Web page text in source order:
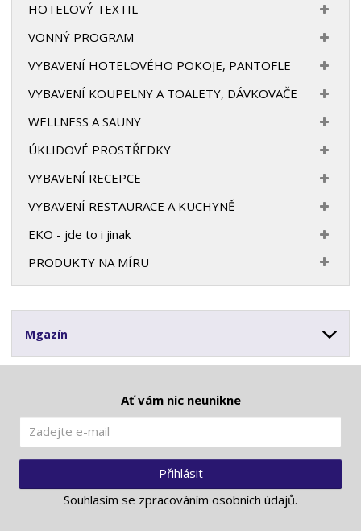
HOTELOVÝ TEXTIL
VONNÝ PROGRAM
VYBAVENÍ HOTELOVÉHO POKOJE, PANTOFLE
VYBAVENÍ KOUPELNY A TOALETY, DÁVKOVAČE
WELLNESS A SAUNY
ÚKLIDOVÉ PROSTŘEDKY
VYBAVENÍ RECEPCE
VYBAVENÍ RESTAURACE A KUCHYNĚ
EKO - jde to i jinak
PRODUKTY NA MÍRU
Mgazín
Ať vám nic neunikne
Přihlásit
Souhlasím se zpracováním osobních údajů.